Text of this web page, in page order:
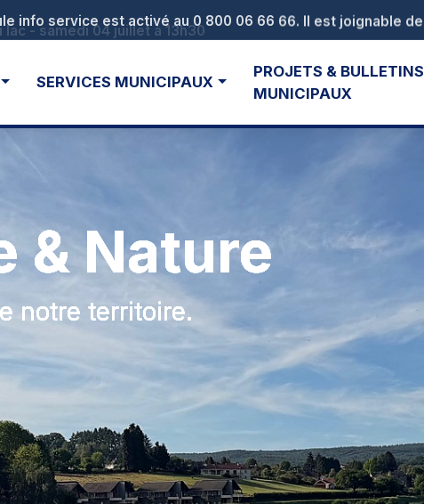
- samedi 04 juillet à 13h30
SERVICES MUNICIPAUX
PROJETS & BULLETINS
MUNICIPAUX
& Nature
notre territoire.